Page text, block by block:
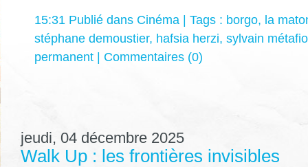
15:31 Publié dans Cinéma | Tags : borgo, la
stéphane demoustier, hafsia herzi, sylvain
permanent | Commentaires (0)
jeudi, 04 décembre 2025
Walk Up : les frontières invisibles